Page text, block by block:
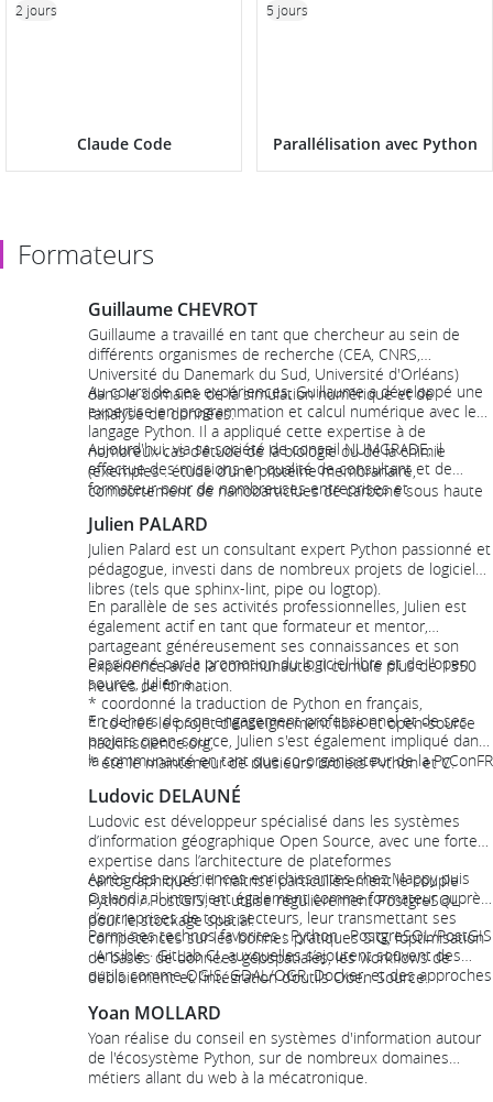
Claude Code
2 jours
Parallélisation avec Python
5 jours
Formateurs
Guillaume CHEVROT
Guillaume a travaillé en tant que chercheur au sein de
différents organismes de recherche (CEA, CNRS,
Université du Danemark du Sud, Université d'Orléans)
dans le domaine de la simulation numérique et de
l'analyse de données.
Au cours de ces expériences, Guillaume a développé une
expertise en programmation et calcul numérique avec le
langage Python. Il a appliqué cette expertise à de
nombreux cas d'étude de la biologie ou de la chimie
(exemples : étude d’une protéine membranaire,
comportement de nanoparticlues de carbone sous haute
Aujourd'hui, via sa société de conseil NUMGRADE, il
effectue des missions en qualité de consultant et de
formateur pour de nombreuses entreprises et
l'enseignement.
Julien PALARD
Julien Palard est un consultant expert Python passionné et
pédagogue, investi dans de nombreux projets de logiciels
libres (tels que sphinx-lint, pipe ou logtop).
En parallèle de ses activités professionnelles, Julien est
également actif en tant que formateur et mentor,
partageant généreusement ses connaissances et son
expérience avec la communauté. Il cumule plus de 1350
heures de formation.
Passionné par la promotion du logiciel libre et de l'open
source, Julien a :
* coordonné la traduction de Python en français,
* co-créé le projet d'enseignement libre et open-source
hackinscience.org,
* été le mainteneur de plusieurs projets Python et C.
En dehors de son engagement professionnel et de ses
projets open-source, Julien s'est également impliqué dans
la communauté en tant que co-organisateur de la PyConFR
de l'Association Francophone Python (AFPy) de 2020 à
2022.
Ludovic DELAUNÉ
Ludovic est développeur spécialisé dans les systèmes
d’information géographique Open Source, avec une forte
expertise dans l’architecture de plateformes
cartographiques. Il maîtrise particulièrement le couple
Python / PostGIS, et utilise régulièrement PostgreSQL
pour le stockage spatial.
Après des expériences enrichissantes chez Mappy puis
Oslandia, il intervient également comme formateur auprès
d’entreprises de tous secteurs, leur transmettant ses
compétences sur les bonnes pratiques SIG, l’optimisation
de bases de données géospatiales, les workflows de
déploiement et l’intégration d’outils Open Source.
Parmi ses technos favorites : Python · PostgreSQL/PostGIS
· Ansible · GitLab CI, auxquelles s’ajoutent souvent des
outils comme QGIS, GDAL/OGR, Docker, et des approches
Yoan MOLLARD
Yoan réalise du conseil en systèmes d'information autour
de l'écosystème Python, sur de nombreux domaines
métiers allant du web à la mécatronique.